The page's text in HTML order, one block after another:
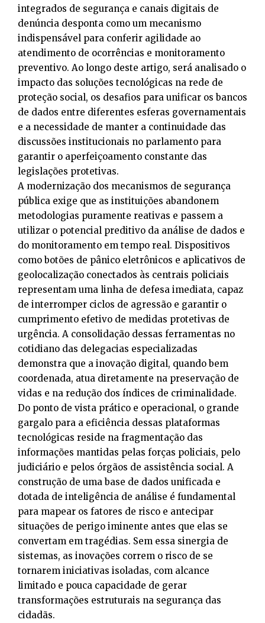
integrados de segurança e canais digitais de
denúncia desponta como um mecanismo
indispensável para conferir agilidade ao
atendimento de ocorrências e monitoramento
preventivo. Ao longo deste artigo, será analisado o
impacto das soluções tecnológicas na rede de
proteção social, os desafios para unificar os bancos
de dados entre diferentes esferas governamentais
e a necessidade de manter a continuidade das
discussões institucionais no parlamento para
garantir o aperfeiçoamento constante das
legislações protetivas.
A modernização dos mecanismos de segurança
pública exige que as instituições abandonem
metodologias puramente reativas e passem a
utilizar o potencial preditivo da análise de dados e
do monitoramento em tempo real. Dispositivos
como botões de pânico eletrônicos e aplicativos de
geolocalização conectados às centrais policiais
representam uma linha de defesa imediata, capaz
de interromper ciclos de agressão e garantir o
cumprimento efetivo de medidas protetivas de
urgência. A consolidação dessas ferramentas no
cotidiano das delegacias especializadas
demonstra que a inovação digital, quando bem
coordenada, atua diretamente na preservação de
vidas e na redução dos índices de criminalidade.
Do ponto de vista prático e operacional, o grande
gargalo para a eficiência dessas plataformas
tecnológicas reside na fragmentação das
informações mantidas pelas forças policiais, pelo
judiciário e pelos órgãos de assistência social. A
construção de uma base de dados unificada e
dotada de inteligência de análise é fundamental
para mapear os fatores de risco e antecipar
situações de perigo iminente antes que elas se
convertam em tragédias. Sem essa sinergia de
sistemas, as inovações correm o risco de se
tornarem iniciativas isoladas, com alcance
limitado e pouca capacidade de gerar
transformações estruturais na segurança das
cidadãs.